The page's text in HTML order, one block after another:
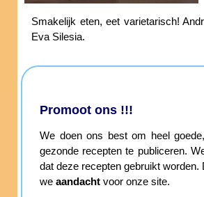
Smakelijk eten, eet varietarisch!
Eva Silesia.
Promoot ons !!!
We doen ons best om heel
gezonde recepten te publiceren.
dat deze recepten gebruikt worden.
we aandacht voor onze site.